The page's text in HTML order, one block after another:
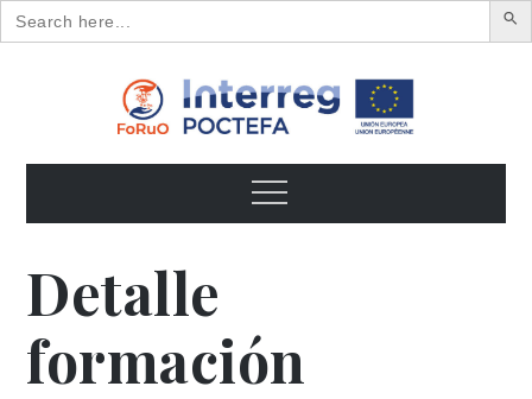
Search
for:
FoRuO
frutos
Menu
Detalle
formación